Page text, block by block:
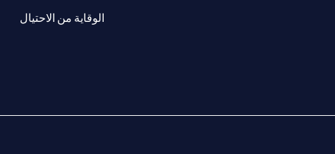
الوقاية من الاحتيال